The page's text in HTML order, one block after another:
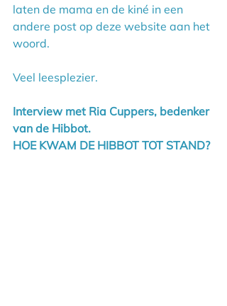
laten de mama en de kiné in een
andere post op deze website aan het
woord.
Veel leesplezier.
Interview met Ria Cuppers, bedenker
van de Hibbot.
HOE KWAM DE HIBBOT TOT STAND?